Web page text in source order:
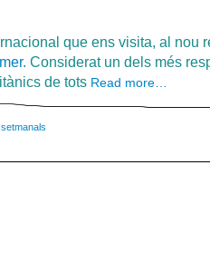
que ens visita, al nou
. Considerat un dels més
de tots Read more…